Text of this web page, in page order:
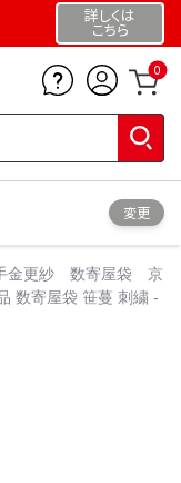
詳しくは
こちら
0
変更
金更紗 数寄屋袋 京
寄屋袋 笹蔓 刺繍 -